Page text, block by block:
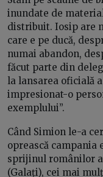
inundate de
distribuit. Iosip are
care e pe ducă,
numai abandon,
făcut parte din
la lansarea oficială
impresionat-o
exemplului”.
Când Simion le-a
oprească campania
sprijinul românilor
(Galați), cei mai